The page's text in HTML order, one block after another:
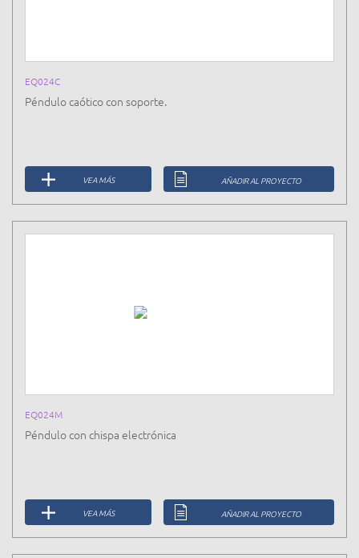
EQ024C
Péndulo caótico con soporte.
VEA MÁS AÑADIR AL PROYECTO
EQ024M
Péndulo con chispa electrónica
VEA MÁS AÑADIR AL PROYECTO